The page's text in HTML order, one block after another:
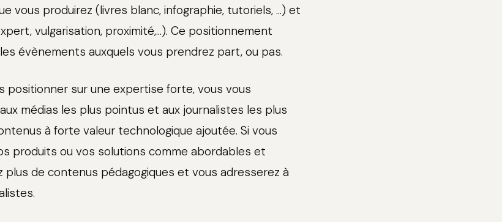
vous produirez (livres blanc, infographie, tutoriels, ...) et
vulgarisation, proximité,...). Ce positionnement
évènements auxquels vous prendrez part, ou pas.
positionner sur une expertise forte, vous vous
médias les plus pointus et aux journalistes les plus
à forte valeur technologique ajoutée. Si vous
produits ou vos solutions comme abordables et
plus de contenus pédagogiques et vous adresserez à